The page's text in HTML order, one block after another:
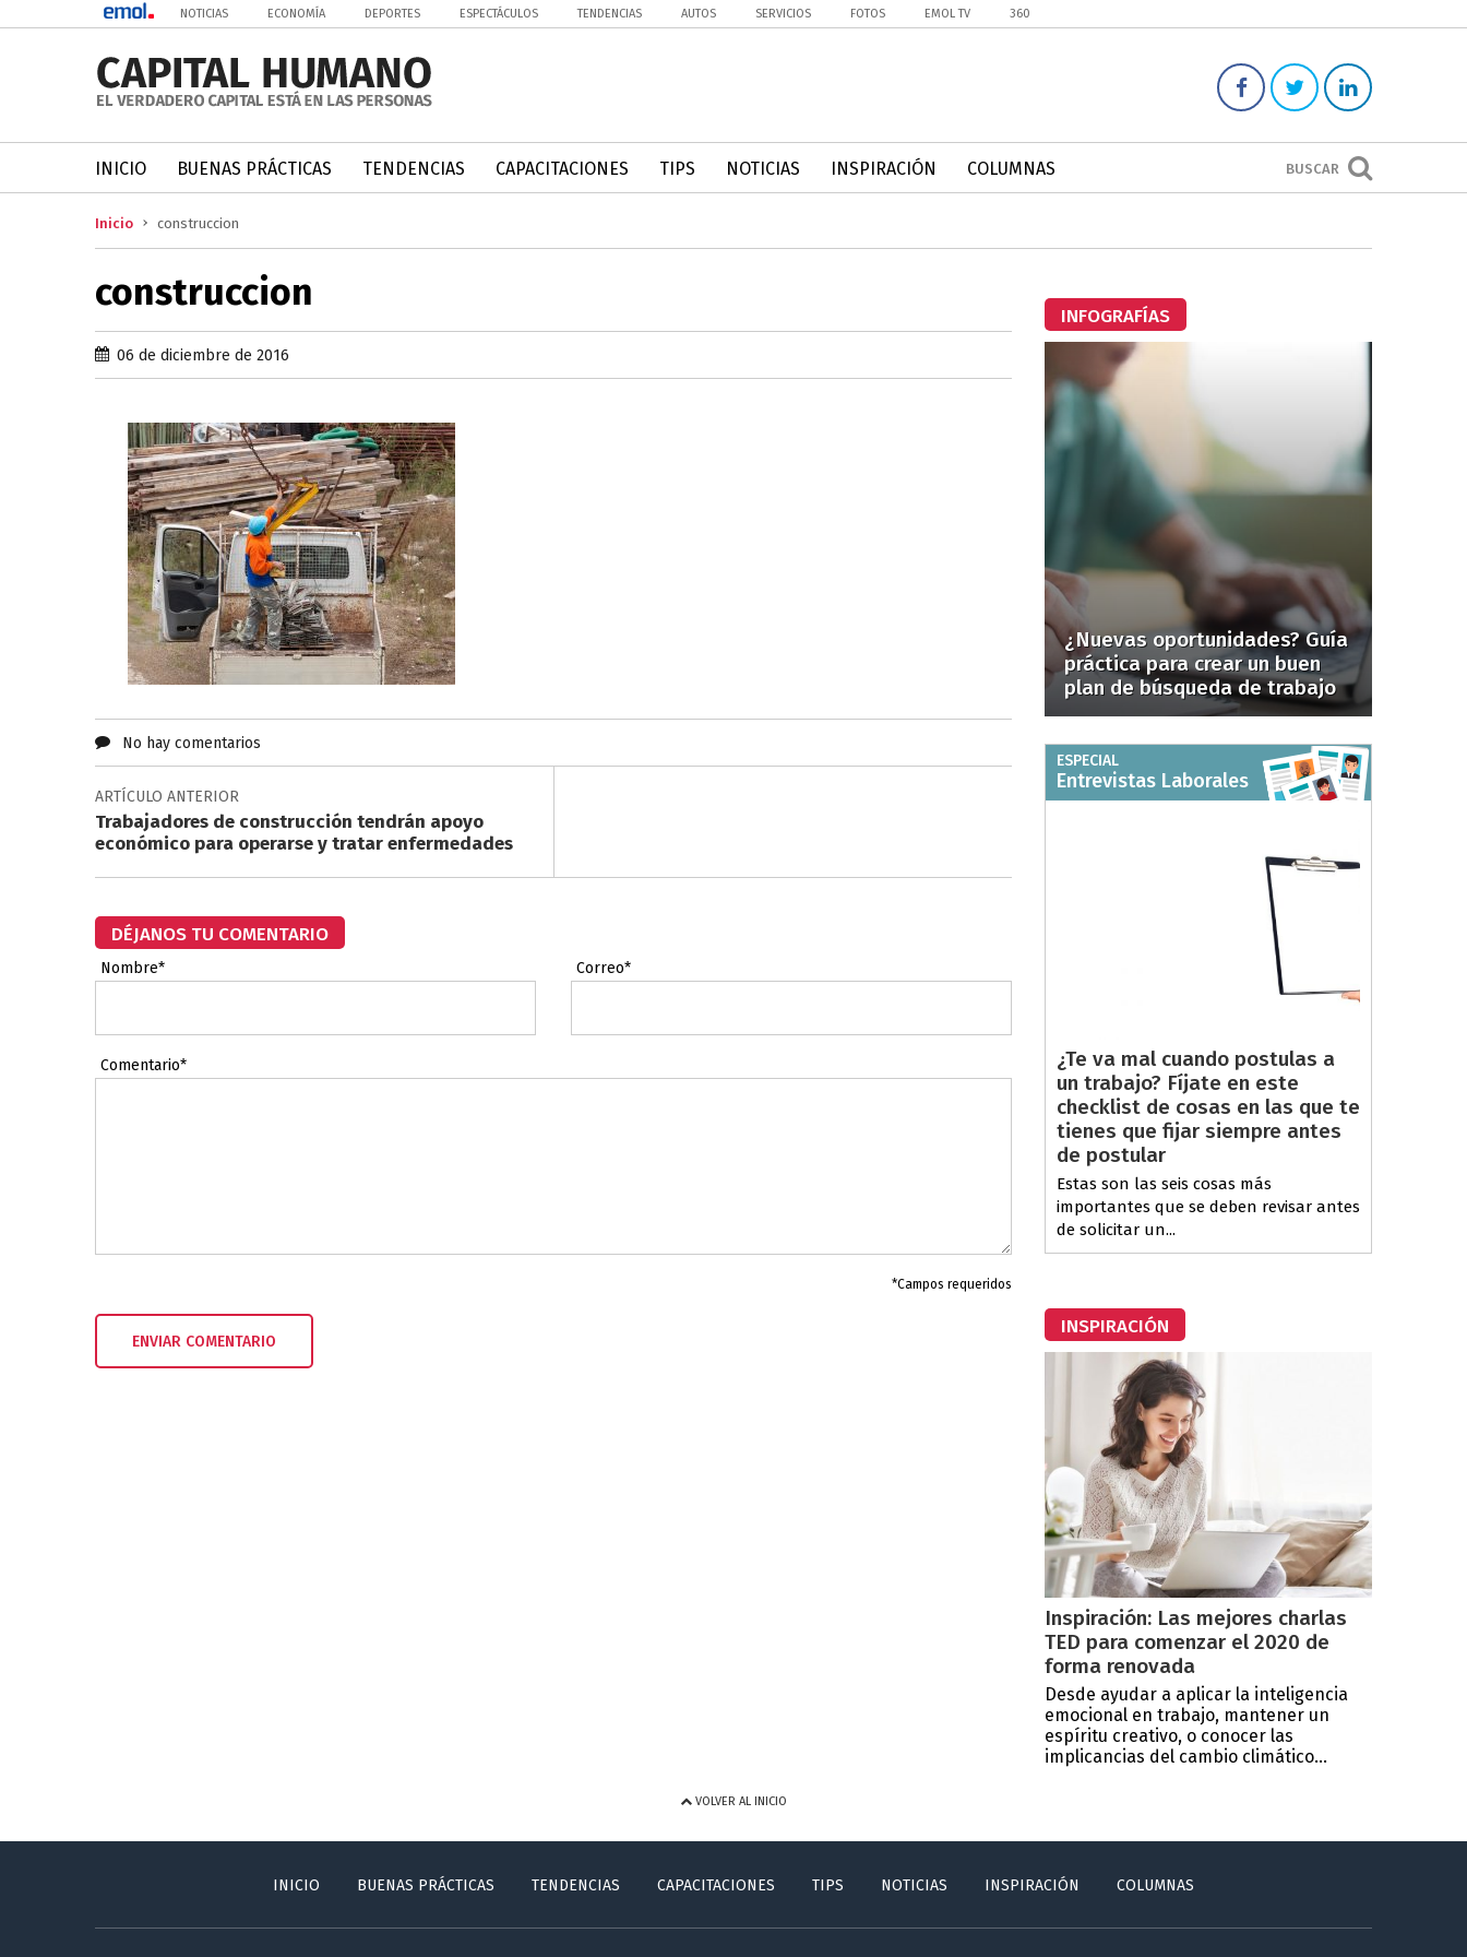
NOTICIAS ECONOMÍA DEPORTES ESPECTÁCULOS TENDENCIAS AUTOS SERVICIOS FOTOS EMOL TV 360
BUSCAR
INICIO BUENAS PRÁCTICAS TENDENCIAS CAPACITACIONES TIPS NOTICIAS INSPIRACIÓN COLUMNAS
Inicio construccion
construccion
06 de diciembre de 2016
No hay comentarios
ARTÍCULO ANTERIOR
Trabajadores de construcción tendrán apoyo
económico para operarse y tratar enfermedades
DÉJANOS TU COMENTARIO
Nombre* Correo*
Comentario*
*Campos requeridos
INFOGRAFÍAS
¿Nuevas oportunidades? Guía
práctica para crear un buen
plan de búsqueda de trabajo
ESPECIAL
Entrevistas Laborales
¿Te va mal cuando postulas a
un trabajo? Fíjate en este
checklist de cosas en las que te
tienes que fijar siempre antes
de postular
Estas son las seis cosas más
importantes que se deben revisar antes
de solicitar un...
INSPIRACIÓN
Inspiración: Las mejores charlas
TED para comenzar el 2020 de
forma renovada
Desde ayudar a aplicar la inteligencia
emocional en trabajo, mantener un
espíritu creativo, o conocer las
implicancias del cambio climático...
VOLVER AL INICIO
INICIO BUENAS PRÁCTICAS TENDENCIAS CAPACITACIONES TIPS NOTICIAS INSPIRACIÓN COLUMNAS